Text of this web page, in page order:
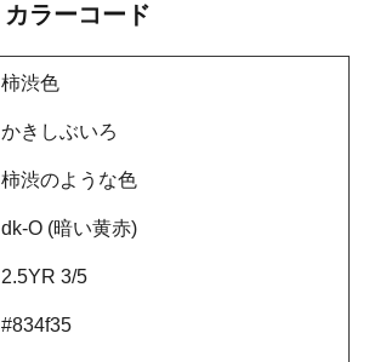
ラーコード
柿渋色
かきしぶいろ
柿渋のような色
dk-O (暗い黄赤)
2.5YR 3/5
#834f35